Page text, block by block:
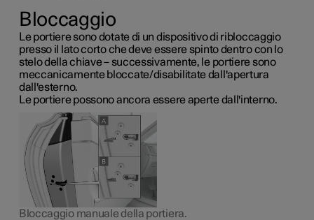
Bloccaggio
Le portiere sono dotate di un dispositivo di ribloccaggio
presso il lato corto che deve essere spinto dentro con lo
stelo della chiave – successivamente, le portiere sono
meccanicamente bloccate/disabilitate dall'apertura
dall'esterno.
Le portiere possono ancora essere aperte dall'interno.
Bloccaggio manuale della portiera.